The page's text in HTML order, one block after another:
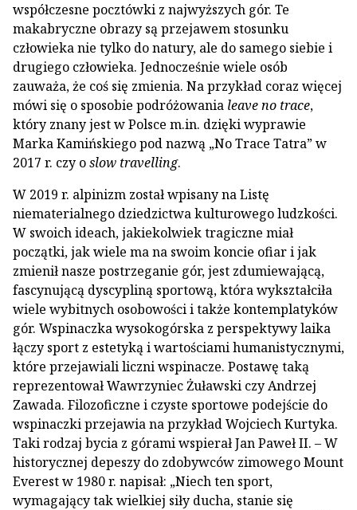
współczesne pocztówki z najwyższych gór. Te
makabryczne obrazy są przejawem stosunku
człowieka nie tylko do natury, ale do samego siebie i
drugiego człowieka. Jednocześnie wiele osób
zauważa, że coś się zmienia. Na przykład coraz więcej
mówi się o sposobie podróżowania leave no trace,
który znany jest w Polsce m.in. dzięki wyprawie
Marka Kamińskiego pod nazwą „No Trace Tatra” w
2017 r. czy oslow travelling.
W 2019 r. alpinizm został wpisany na Listę
niematerialnego dziedzictwa kulturowego ludzkości.
W swoich ideach, jakiekolwiek tragiczne miał
początki, jak wiele ma na swoim koncie ofiar i jak
zmienił nasze postrzeganie gór, jest zdumiewającą,
fascynującą dyscypliną sportową, która wykształciła
wiele wybitnych osobowości i także kontemplatyków
gór. Wspinaczka wysokogórska z perspektywy laika
łączy sport z estetyką i wartościami humanistycznymi,
które przejawiali liczni wspinacze. Postawę taką
reprezentował Wawrzyniec Żuławski czy Andrzej
Zawada. Filozoficzne i czyste sportowe podejście do
wspinaczki przejawia na przykład Wojciech Kurtyka.
Taki rodzaj bycia z górami wspierał Jan Paweł II. – W
historycznej depeszy do zdobywców zimowego Mount
Everest w 1980 r. napisał: „Niech ten sport,
wymagający tak wielkiej siły ducha, stanie się